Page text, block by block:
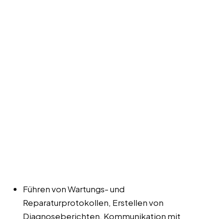
Führen von Wartungs- und
Reparaturprotokollen, Erstellen von
Diagnoseberichten, Kommunikation mit